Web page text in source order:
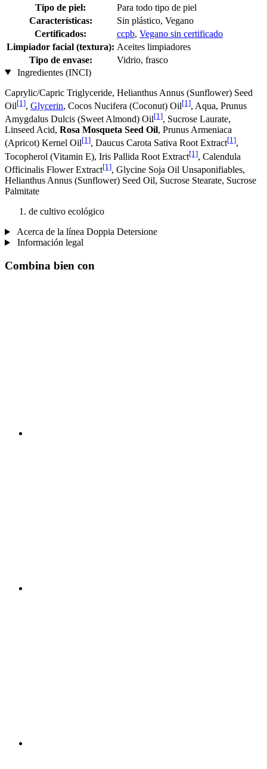
Tipo de piel:
Para todo tipo de piel
Características:
Sin plástico, Vegano
Certificados:
ccpb, Vegano sin certificado
Limpiador facial (textura): Aceites limpiadores
Tipo de envase:
Vidrio, frasco
Ingredientes (INCI)
Caprylic/Capric Triglyceride, Helianthus Annus (Sunflower) Seed
Oil[1], Glycerin, Cocos Nucifera (Coconut) Oil[1], Aqua, Prunus
Amygdalus Dulcis (Sweet Almond) Oil[1], Sucrose Laurate,
Linseed Acid, Rosa Mosqueta Seed Oil, Prunus Armeniaca
(Apricot) Kernel Oil[1], Daucus Carota Sativa Root Extract[1],
Tocopherol (Vitamin E), Iris Pallida Root Extract[1], Calendula
Officinalis Flower Extract[1], Glycine Soja Oil Unsaponifiables,
Helianthus Annus (Sunflower) Seed Oil, Sucrose Stearate, Sucrose
Palmitate
de cultivo ecológico
Acerca de la línea Doppia Detersione
Información legal
Combina bien con